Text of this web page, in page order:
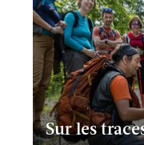
Sur les